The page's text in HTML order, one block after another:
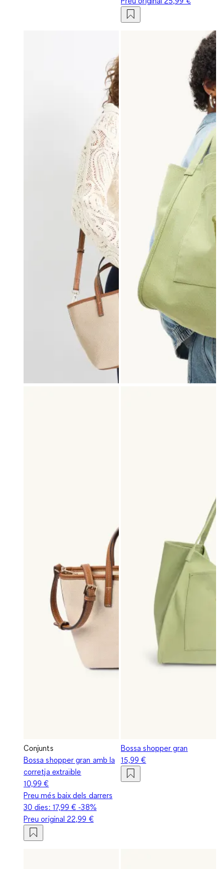
Conjunts
Bossa shopper gran amb la
corretja extraïble
10,99 €
Preu més baix dels darrers
30 dies: 17,99 € -38%
Preu original 22,99 €
Bossa shopper gran
15,99 €